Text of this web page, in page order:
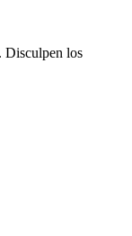
Disculpen los